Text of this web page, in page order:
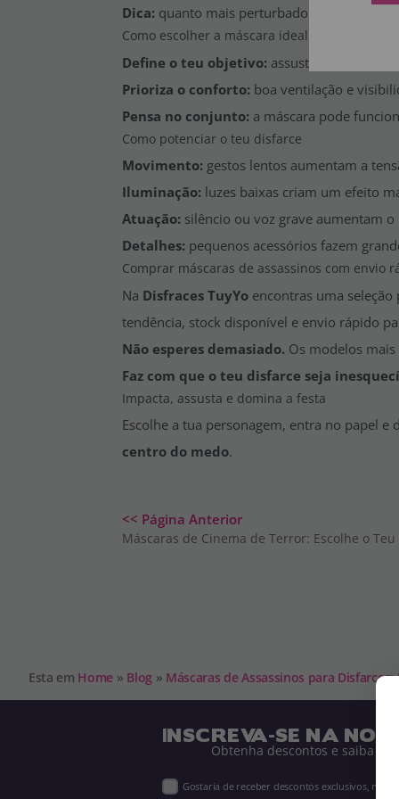
Dica: quanto mais perturbador e
Como escolher a máscara ideal
Define o teu objetivo: assustar,
Prioriza o conforto: boa ventilação e
Pensa no conjunto: a máscara pode
Como potenciar o teu disfarce
Movimento: gestos lentos aumentam a
Iluminação: luzes baixas criam um efeito
Atuação: silêncio ou voz grave aumentam o
Detalhes: pequenos acessórios fazem
Comprar máscaras de assassinos com envio
Na Disfraces TuyYo encontras uma
tendência, stock disponível e envio rápido
Não esperes demasiado. Os modelos
Faz com que o teu disfarce seja
Impacta, assusta e domina a festa
Escolhe a tua personagem, entra no papel
centro do medo.
<< Página Anterior
Máscaras de Cinema de Terror: Escolhe o
Esta em Home » Blog » Máscaras de Assassinos para
INSCREVA-SE NA
Obtenha descontos e saiba
Gostaria de receber descontos exclusivos,